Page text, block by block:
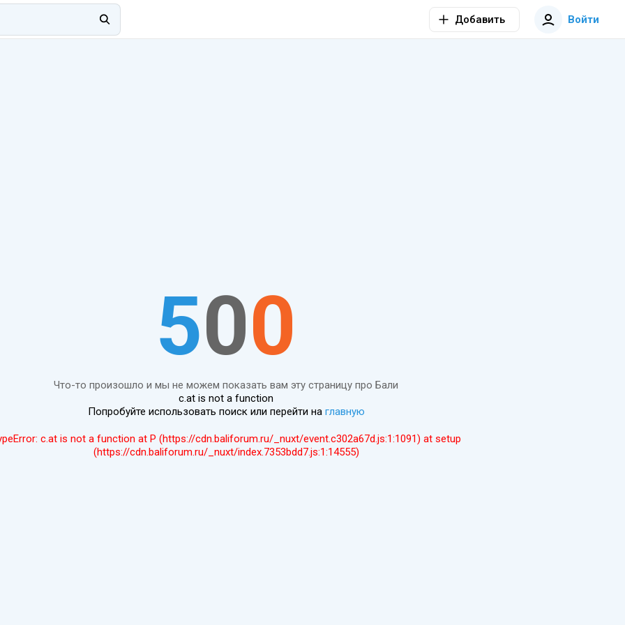
Добавить Войти
500
Что-то произошло и мы не можем показать вам эту страницу про Бали
c.at is not a function
Попробуйте использовать поиск или перейти на главную
c.at is not a function at P (https://cdn.baliforum.ru/_nuxt/event.c302a67d.js:1:1091) at setup
(https://cdn.baliforum.ru/_nuxt/index.7353bdd7.js:1:14555)